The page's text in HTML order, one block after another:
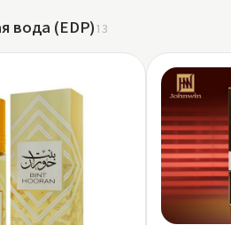
вода (EDP)13